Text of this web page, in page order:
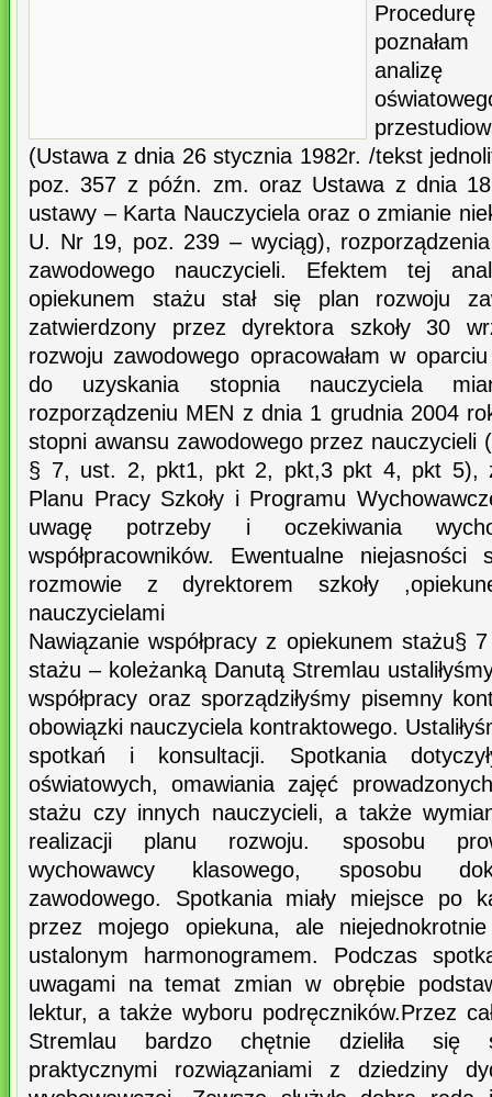
analizę
(Ustawa z dnia 26 stycznia 1982r. /tekst
poz. 357 z późn. zm. oraz Ustawa z dnia
ustawy – Karta Nauczyciela oraz o zmianie
U. Nr 19, poz. 239 – wyciąg),
zawodowego nauczycieli. Efektem tej
opiekunem stażu stał się plan rozwoju
zatwierdzony przez dyrektora szkoły 30
rozwoju zawodowego opracowałam w
do uzyskania stopnia nauczyciela
rozporządzeniu MEN z dnia 1 grudnia 2004
stopni awansu zawodowego przez
§ 7, ust. 2, pkt1, pkt 2, pkt,3 pkt 4, pkt 5),
Planu Pracy Szkoły i Programu
uwagę potrzeby i oczekiwania
współpracowników. Ewentualne
rozmowie z dyrektorem szkoły
nauczycielami
Nawiązanie współpracy z opiekunem stażu§
stażu – koleżanką Danutą Stremlau
współpracy oraz sporządziłyśmy pisemny
obowiązki nauczyciela kontraktowego.
spotkań i konsultacji. Spotkania
oświatowych, omawiania zajęć
stażu czy innych nauczycieli, a także
realizacji planu rozwoju. sposobu
wychowawcy klasowego, sposobu
zawodowego. Spotkania miały miejsce po
przez mojego opiekuna, ale
ustalonym harmonogramem. Podczas
uwagami na temat zmian w obrębie
lektur, a także wyboru podręczników.Przez
Stremlau bardzo chętnie dzieliła się
praktycznymi rozwiązaniami z dziedziny